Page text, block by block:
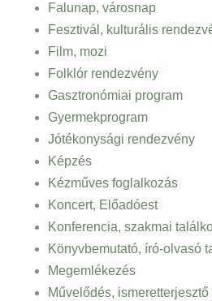
Falunap, városnap
Fesztivál, kulturális
Film, mozi
Folklór rendezvény
Gasztronómiai program
Gyermekprogram
Jótékonysági rendezvény
Képzés
Kézműves foglalkozás
Koncert, Előadóest
Konferencia, szakmai
Könyvbemutató, író-olvasó
Megemlékezés
Művelődés, ismeretterjesztő